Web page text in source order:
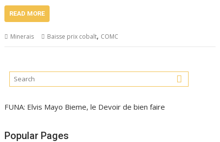
READ MORE
Minerais Baisse prix cobalt, COMC
FUNA: Elvis Mayo Bieme, le Devoir de bien faire
Popular Pages